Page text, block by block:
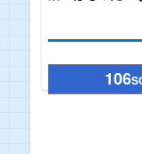
106